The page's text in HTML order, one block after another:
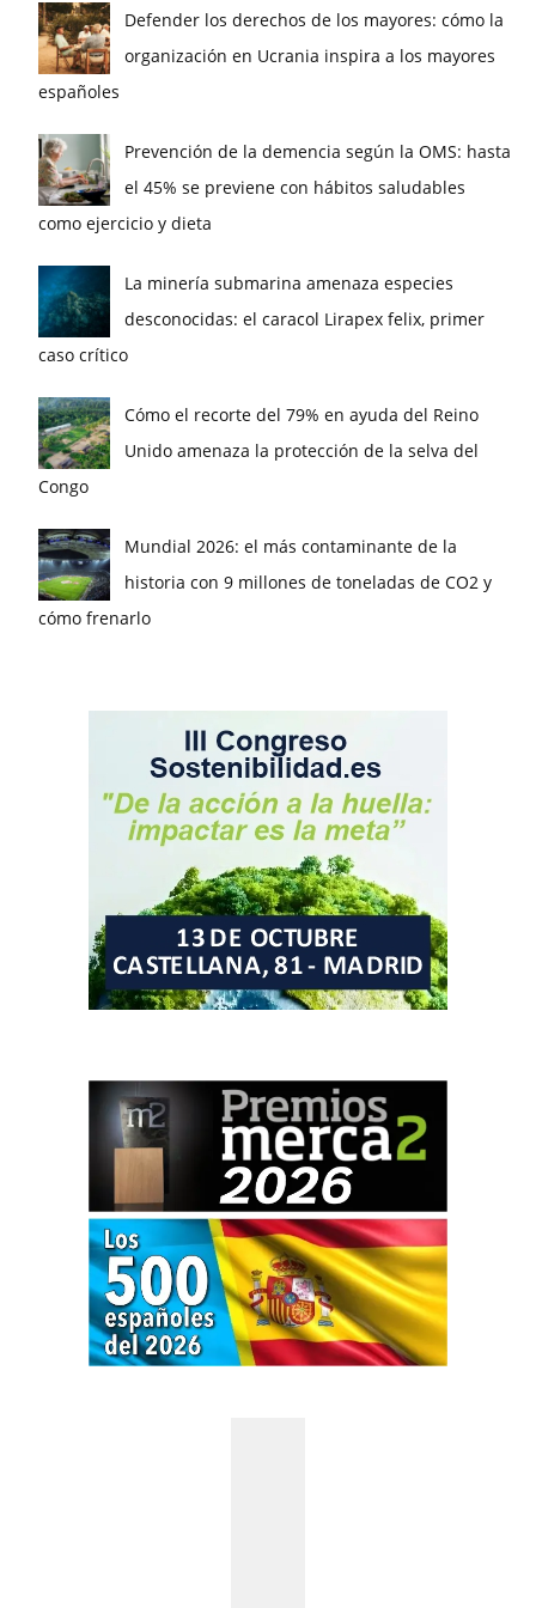
Defender los derechos de los mayores: cómo la
organización en Ucrania inspira a los mayores
españoles
Prevención de la demencia según la OMS: hasta
el 45% se previene con hábitos saludables
como ejercicio y dieta
La minería submarina amenaza especies
desconocidas: el caracol Lirapex felix, primer
caso crítico
Cómo el recorte del 79% en ayuda del Reino
Unido amenaza la protección de la selva del
Congo
Mundial 2026: el más contaminante de la
historia con 9 millones de toneladas de CO2 y
cómo frenarlo